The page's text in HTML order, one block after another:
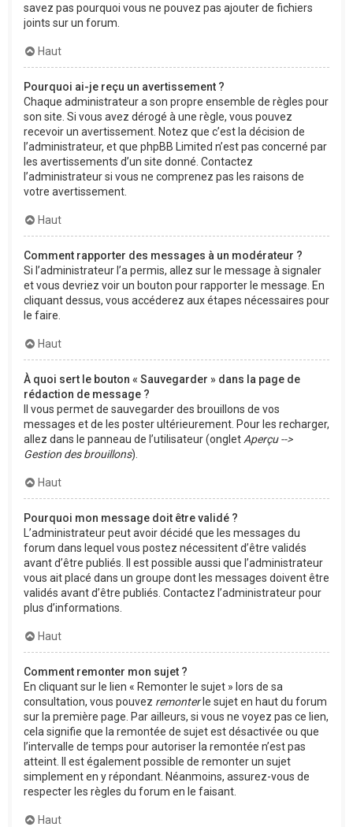
savez pas pourquoi vous ne pouvez pas ajouter de fichiers
joints sur un forum.
Haut
Pourquoi ai-je reçu un avertissement ?
Chaque administrateur a son propre ensemble de règles pour
son site. Si vous avez dérogé à une règle, vous pouvez
recevoir un avertissement. Notez que c’est la décision de
l’administrateur, et que phpBB Limited n’est pas concerné par
les avertissements d’un site donné. Contactez
l’administrateur si vous ne comprenez pas les raisons de
votre avertissement.
Haut
Comment rapporter des messages à un modérateur ?
Si l’administrateur l’a permis, allez sur le message à signaler
et vous devriez voir un bouton pour rapporter le message. En
cliquant dessus, vous accéderez aux étapes nécessaires pour
le faire.
Haut
À quoi sert le bouton « Sauvegarder » dans la page de
rédaction de message ?
Il vous permet de sauvegarder des brouillons de vos
messages et de les poster ultérieurement. Pour les recharger,
allez dans le panneau de l’utilisateur (onglet Aperçu -->
Gestion des brouillons).
Haut
Pourquoi mon message doit être validé ?
L’administrateur peut avoir décidé que les messages du
forum dans lequel vous postez nécessitent d’être validés
avant d’être publiés. Il est possible aussi que l’administrateur
vous ait placé dans un groupe dont les messages doivent être
validés avant d’être publiés. Contactez l’administrateur pour
plus d’informations.
Haut
Comment remonter mon sujet ?
En cliquant sur le lien « Remonter le sujet » lors de sa
consultation, vous pouvez remonterle sujet en haut du forum
sur la première page. Par ailleurs, si vous ne voyez pas ce lien,
cela signifie que la remontée de sujet est désactivée ou que
l’intervalle de temps pour autoriser la remontée n’est pas
atteint. Il est également possible de remonter un sujet
simplement en y répondant. Néanmoins, assurez-vous de
respecter les règles du forum en le faisant.
Haut